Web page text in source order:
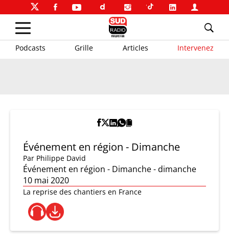
Podcasts Grille Articles Intervenez
Événement en région - Dimanche
Par Philippe David
Événement en région - Dimanche - dimanche
10 mai 2020
La reprise des chantiers en France